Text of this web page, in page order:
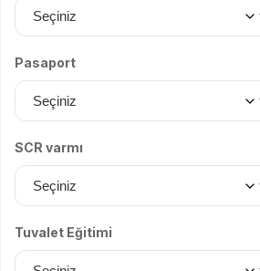
Pasaport
SCR varmı
Tuvalet Eğitimi